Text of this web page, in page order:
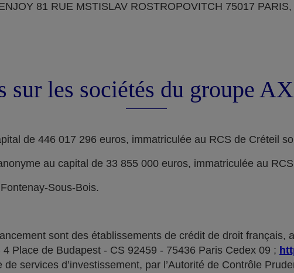
81 RUE MSTISLAV ROSTROPOVITCH 75017
sur les sociétés du groupe
de 446 017 296 euros, immatriculée au RCS de Créteil
au capital de 33 855 000 euros, immatriculée au
Sous-Bois.
sont des établissements de crédit de droit français,
Place de Budapest - CS 92459 - 75436 Paris Cedex 09 ;
services d’investissement, par l’Autorité de Contrôle